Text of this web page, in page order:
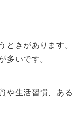
ときがあります
多いです。
や生活習慣、あ